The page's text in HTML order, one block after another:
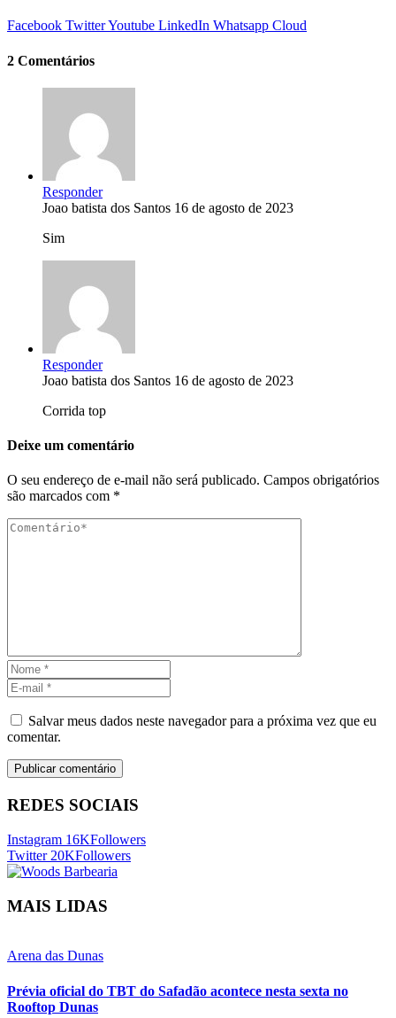
Facebook TwitterYoutube LinkedIn Whatsapp Cloud
2 Comentários
Responder
Joao batista dos Santos 16 de agosto de 2023
Sim
Responder
Joao batista dos Santos 16 de agosto de 2023
Corrida top
Deixe um comentário
O seu endereço de e-mail não será publicado. Campos obrigatórios
são marcados com *
Salvar meus dados neste navegador para a próxima vez que eu
comentar.
REDES SOCIAIS
Instagram 16KFollowers
Twitter 20KFollowers
MAIS LIDAS
Arena das Dunas
Prévia oficial do TBT do Safadão acontece nesta sexta no
Rooftop Dunas